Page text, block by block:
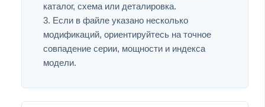
каталог, схема или деталировка.
Если в файле указано несколько
модификаций, ориентируйтесь на точное
совпадение серии, мощности и индекса
модели.